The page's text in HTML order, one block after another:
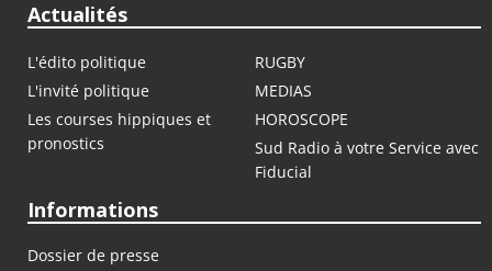
Actualités
L'édito politique
RUGBY
L'invité politique
MEDIAS
Les courses hippiques et
pronostics
HOROSCOPE
Sud Radio à votre Service avec
Fiducial
Informations
Dossier de presse